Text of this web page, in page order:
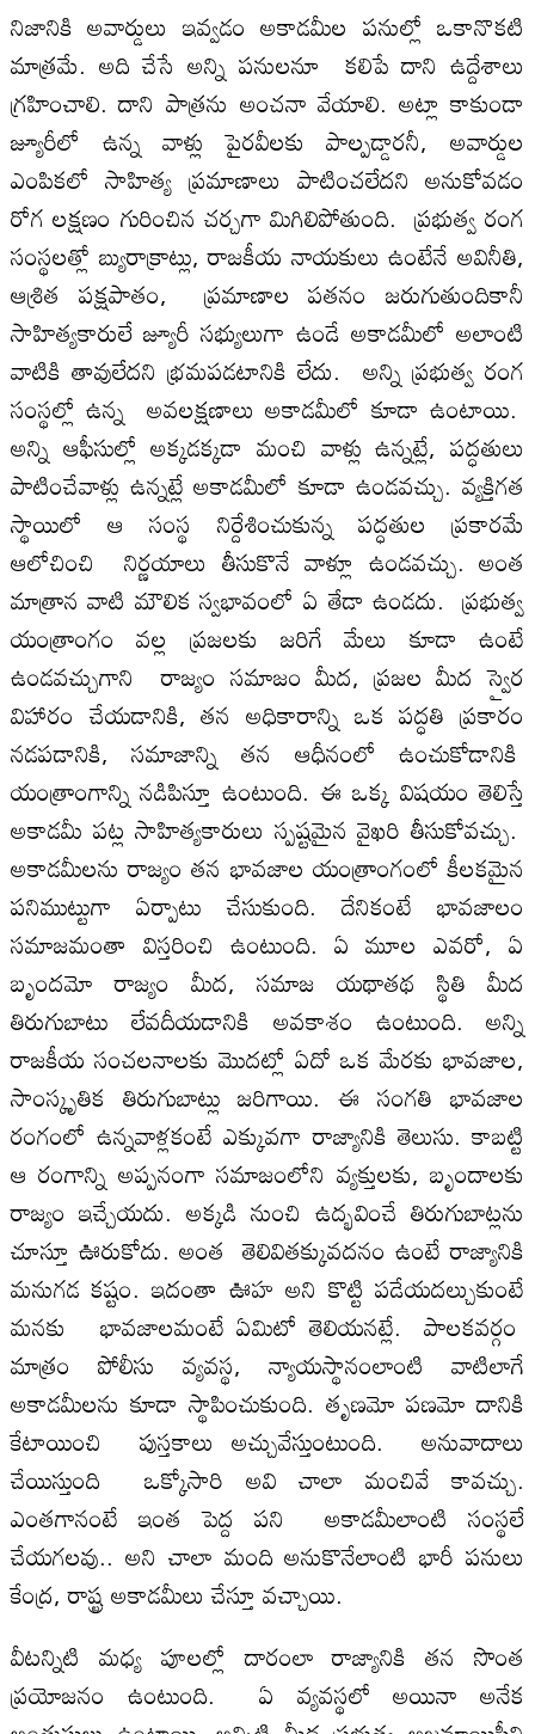
నిజానికి అవార్డులు ఇవ్వడం అకాడమీల పనుల్లో ఒకానొకటి
మాత్రమే. అది చేసే అన్ని పనులనూ కలిపే దాని ఉద్దేశాలు
గ్రహించాలి. దాని పాత్రను అంచనా వేయాలి. అట్లా కాకుండా
జ్యూరీలో ఉన్న వాళ్లు పైరవీలకు పాల్పడ్డారనీ, అవార్డుల
ఎంపికలో సాహిత్య ప్రమాణాలు పాటించలేదని అనుకోవడం
రోగ లక్షణం గురించిన చర్చగా మిగిలిపోతుంది. ప్రభుత్వ రంగ
సంస్థలత్లో బ్యురాక్రాట్లు, రాజకీయ నాయకులు ఉంటేనే అవినీతి,
ఆశ్రిత పక్షపాతం, ప్రమాణాల పతనం జరుగుతుందికానీ
సాహిత్యకారులే జ్యూరీ సభ్యులుగా ఉండే అకాడమీలో అలాంటి
వాటికి తావులేదని భ్రమపడటానికి లేదు. అన్ని ప్రభుత్వ రంగ
సంస్థల్లో ఉన్న అవలక్షణాలు అకాడమీలో కూడా ఉంటాయి.
అన్ని ఆఫీసుల్లో అక్కడక్కడా మంచి వాళ్లు ఉన్నట్లే, పద్ధతులు
పాటించేవాళ్లు ఉన్నట్లే అకాడమీలో కూడా ఉండవచ్చు. వ్యక్తిగత
స్థాయిలో ఆ సంస్థ నిర్దేశించుకున్న పద్ధతుల ప్రకారమే
ఆలోచించి నిర్ణయాలు తీసుకొనే వాళ్లూ ఉండవచ్చు. అంత
మాత్రాన వాటి మౌలిక స్వభావంలో ఏ తేడా ఉండదు. ప్రభుత్వ
యంత్రాంగం వల్ల ప్రజలకు జరిగే మేలు కూడా ఉంటే
ఉండవచ్చుగాని రాజ్యం సమాజం మీద, ప్రజల మీద స్వైర
విహారం చేయడానికి, తన అధికారాన్ని ఒక పద్ధతి ప్రకారం
నడపడానికి, సమాజాన్ని తన ఆధీనంలో ఉంచుకోడానికి
యంత్రాంగాన్ని నడిపిస్తూ ఉంటుంది. ఈ ఒక్క విషయం తెలిస్తే
అకాడమీ పట్ల సాహిత్యకారులు స్పష్టమైన వైఖరి తీసుకోవచ్చు.
అకాడమీలను రాజ్యం తన భావజాల యంత్రాంగంలో కీలకమైన
పనిముట్టుగా ఏర్పాటు చేసుకుంది. దేనికంటే భావజాలం
సమాజమంతా విస్తరించి ఉంటుంది. ఏ మూల ఎవరో, ఏ
బృందమో రాజ్యం మీద, సమాజ యథాతథ స్థితి మీద
తిరుగుబాటు లేవదీయడానికి అవకాశం ఉంటుంది. అన్ని
రాజకీయ సంచలనాలకు మొదట్లో ఏదో ఒక మేరకు భావజాల,
సాంస్కృతిక తిరుగుబాట్లు జరిగాయి. ఈ సంగతి భావజాల
రంగంలో ఉన్నవాళ్లకంటే ఎక్కువగా రాజ్యానికి తెలుసు. కాబట్టి
ఆ రంగాన్ని అప్పనంగా సమాజంలోని వ్యక్తులకు, బృందాలకు
రాజ్యం ఇచ్చేయదు. అక్కడి నుంచి ఉద్భవించే తిరుగుబాట్లను
చూస్తూ ఊరుకోదు. అంత తెలివితక్కువదనం ఉంటే రాజ్యానికి
మనుగడ కష్టం. ఇదంతా ఊహ అని కొట్టి పడేయదల్చుకుంటే
మనకు భావజాలమంటే ఏమిటో తెలియనట్లే. పాలకవర్గం
మాత్రం పోలీసు వ్యవస్థ, న్యాయస్థానంలాంటి వాటిలాగే
అకాడమీలను కూడా స్థాపించుకుంది. తృణమో పణమో దానికి
కేటాయించి పుస్తకాలు అచ్చువేస్తుంటుంది. అనువాదాలు
చేయిస్తుంది ఒక్కోసారి అవి చాలా మంచివే కావచ్చు.
ఎంతగానంటే ఇంత పెద్ద పని అకాడమీలాంటి సంస్థలే
చేయగలవు.. అని చాలా మంది అనుకొనేలాంటి భారీ పనులు
కేంద్ర, రాష్ట్ర అకాడమీలు చేస్తూ వచ్చాయి.
వీటన్నిటి మధ్య పూలల్లో దారంలా రాజ్యానికి తన సొంత
ప్రయోజనం ఉంటుంది. ఏ వ్యవస్థలో అయినా అనేక